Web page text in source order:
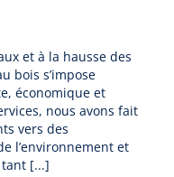
et à la hausse des
bois s’impose
économique et
nous avons fait
vers des
l’environnement et
[...]